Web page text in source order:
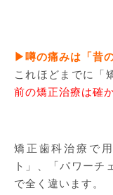
▶噂の痛みは「昔
これほどまでに「
前の矯正治療は確
矯正歯科治療で
ト」、「パワーチ
で全く違います。